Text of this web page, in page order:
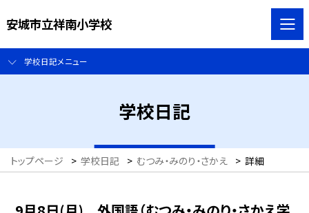
安城市立祥南小学校
学校日記メニュー
学校日記
トップページ > 学校日記 > むつみ・みのり・さかえ > 詳細